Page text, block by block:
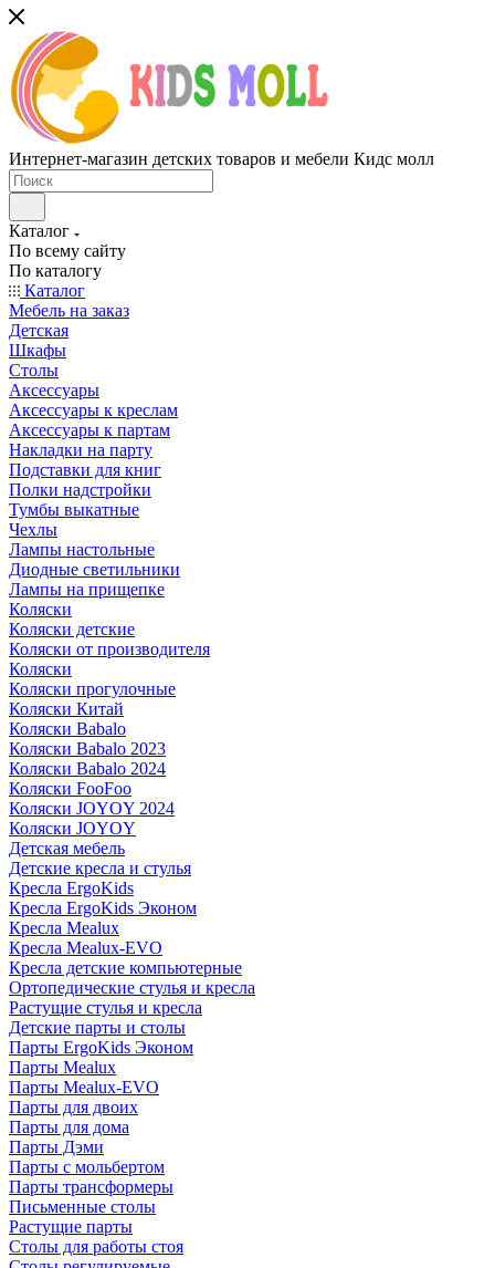
Интернет-магазин детских товаров и мебели Кидс молл
Каталог
По всему сайту
По каталогу
Каталог
Мебель на заказ
Детская
Шкафы
Столы
Аксессуары
Аксессуары к креслам
Аксессуары к партам
Накладки на парту
Подставки для книг
Полки надстройки
Тумбы выкатные
Чехлы
Лампы настольные
Диодные светильники
Лампы на прищепке
Коляски
Коляски детские
Коляски от производителя
Коляски
Коляски прогулочные
Коляски Китай
Коляски Babalo
Коляски Babalo 2023
Коляски Babalo 2024
Коляски FooFoo
Коляски JOYOY 2024
Коляски JOYOY
Детская мебель
Детские кресла и стулья
Кресла ErgoKids
Кресла ErgoKids Эконом
Кресла Mealux
Кресла Mealux-EVO
Кресла детские компьютерные
Ортопедические стулья и кресла
Растущие стулья и кресла
Детские парты и столы
Парты ErgoKids Эконом
Парты Mealux
Парты Mealux-EVO
Парты для двоих
Парты для дома
Парты Дэми
Парты с мольбертом
Парты трансформеры
Письменные столы
Растущие парты
Столы для работы стоя